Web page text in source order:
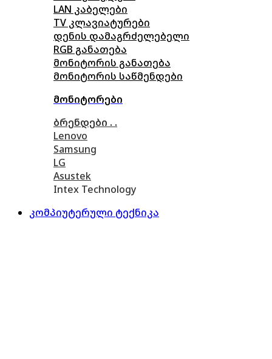
LAN კაბელები
TV კლავიატურები
დენის დამაგრძელებელი
RGB განათება
მონიტორის განათება
მონიტორის საწმენდები
მონიტორები
ბრენდები . .
Lenovo
Samsung
LG
Asustek
Intex Technology
კომპიუტერული ტექნიკა